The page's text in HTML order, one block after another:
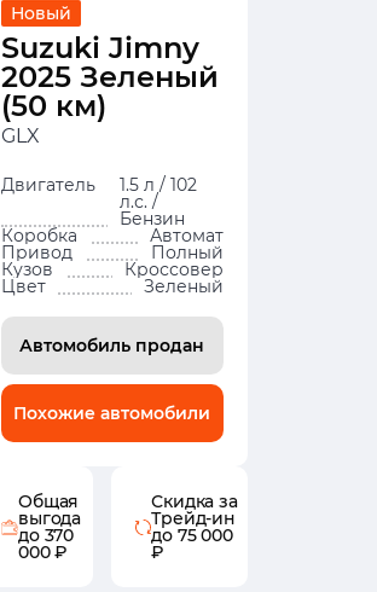
Новый
Suzuki Jimny
2025 Зеленый
(50 км)
GLX
Двигатель 1.5 л / 102
л.с. /
Бензин
Коробка Автомат
Привод Полный
Кузов Кроссовер
Цвет Зеленый
Автомобиль продан
Похожие автомобили
Общая
выгода
до 370
000 ₽
Скидка за
Трейд-ин
до 75 000
₽